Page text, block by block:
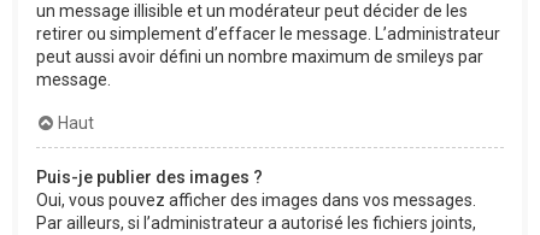
un message illisible et un modérateur peut décider de les
retirer ou simplement d’effacer le message. L’administrateur
peut aussi avoir défini un nombre maximum de smileys par
message.
Haut
Puis-je publier des images ?
Oui, vous pouvez afficher des images dans vos messages.
Par ailleurs, si l’administrateur a autorisé les fichiers joints,